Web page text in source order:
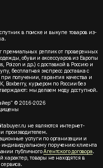
в поиске и выкупе товаров из-
премиальных реплик от проверенных
обуви и аксессуаров из Европы
Poizon и др.) с доставкой в Россию и
бесплатная экспресс доставка с
получении, гарантия качества и
Boxberry, курьером по России без
мы делаем моду доступной.
© 2016-2026
не являются интернет-
производителем.
услуги по организации и
поручению клиента
публичногоАгентского договора.
характер, товары не находятся в